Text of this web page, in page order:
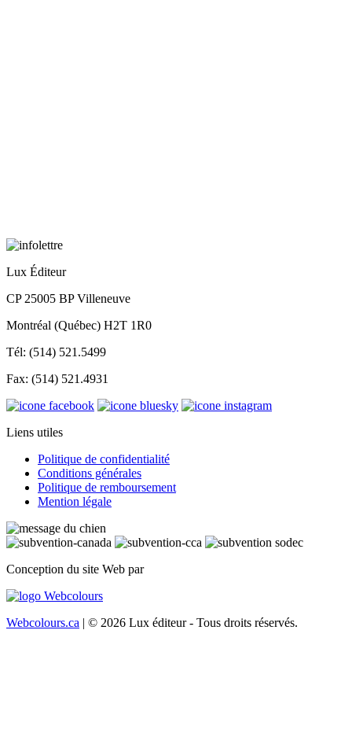
Lux Éditeur
CP 25005 BP Villeneuve
Montréal (Québec) H2T 1R0
Tél: (514) 521.5499
Fax: (514) 521.4931
Liens utiles
Politique de confidentialité
Conditions générales
Politique de remboursement
Mention légale
Conception du site Web par
Webcolours.ca | © 2026 Lux éditeur - Tous droits réservés.